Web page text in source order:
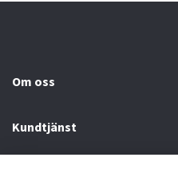
Om oss
Kundtjänst